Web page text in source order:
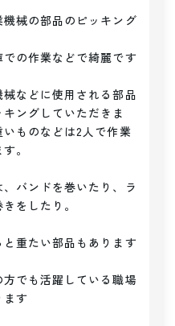
機械の部品のピッキング
での作業などで綺麗です
械などに使用される部品
キングしていただきま
いものなどは2人で作業
。
、バンドを巻いたり、ラ
をしたり。
と重たい部品もあります
方でも活躍している職場
ます